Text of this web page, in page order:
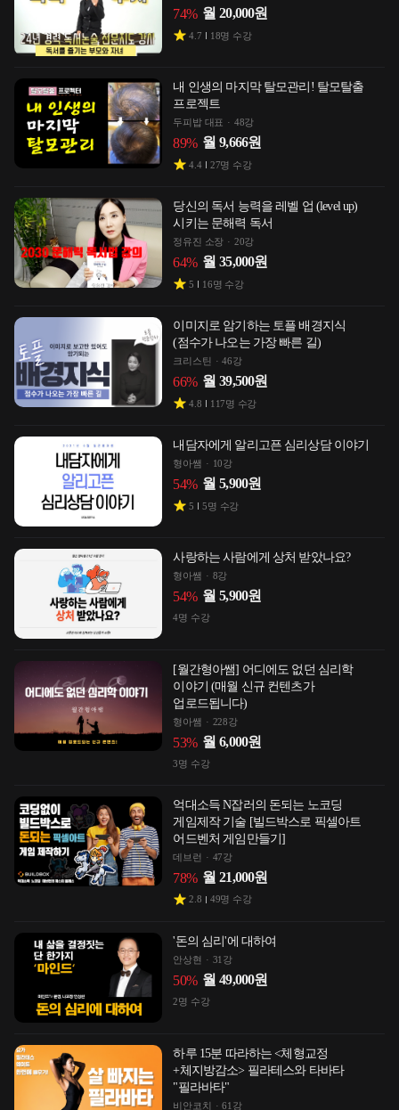
74% 월 20,000원
4.7 18명 수강
내 인생의 마지막 탈모관리! 탈모탈출
프로젝트
두피밥 대표 48강
89% 월 9,666원
4.4 27명 수강
당신의 독서 능력을 레벨 업 (level up)
시키는 문해력 독서
정유진 소장 20강
64% 월 35,000원
5 16명 수강
이미지로 암기하는 토플 배경지식
(점수가 나오는 가장 빠른 길)
크리스틴 46강
66% 월 39,500원
4.8 117명 수강
내담자에게 알리고픈 심리상담 이야기
형아쌤 10강
54% 월 5,900원
5 5명 수강
사랑하는 사람에게 상처 받았나요?
형아쌤 8강
54% 월 5,900원
4명 수강
[월간형아쌤] 어디에도 없던 심리학
이야기 (매월 신규 컨텐츠가
업로드됩니다)
형아쌤 228강
53% 월 6,000원
3명 수강
억대소득 N잡러의 돈되는 노코딩
게임제작 기술 [빌드박스로 픽셀아트
어드벤처 게임만들기]
데브런 47강
78% 월 21,000원
2.8 49명 수강
'돈의 심리'에 대하여
안상현 31강
50% 월 49,000원
2명 수강
하루 15분 따라하는 <체형교정
+체지방감소> 필라테스와 타바타
"필라바타"
비안코치 61강